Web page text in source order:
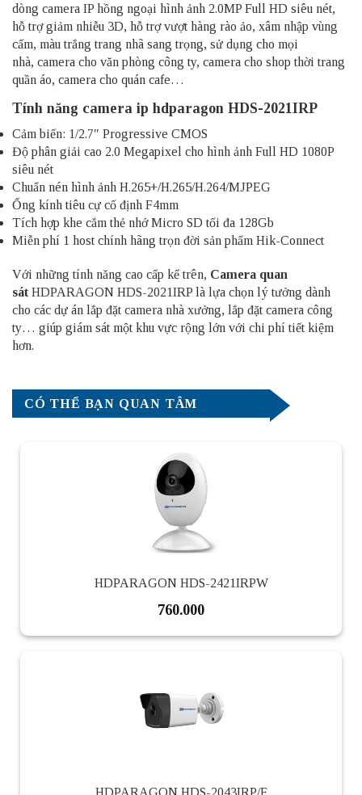
dòng camera IP hồng ngoại hình ảnh 2.0MP Full HD siêu nét,
hỗ trợ giảm nhiễu 3D, hỗ trợ vượt hàng rào ảo, xâm nhập vùng
cấm, màu trắng trang nhã sang trọng, sử dụng cho mọi
nhà, camera cho văn phòng công ty, camera cho shop thời trang
quần áo, camera cho quán cafe…
Tính năng camera ip hdparagon HDS-2021IRP
Cảm biến: 1/2.7″ Progressive CMOS
Độ phân giải cao 2.0 Megapixel cho hình ảnh Full HD 1080P
siêu nét
Chuẩn nén hình ảnh H.265+/H.265/H.264/MJPEG
Ống kính tiêu cự cố định F4mm
Tích hợp khe cắm thẻ nhớ Micro SD tối đa 128Gb
Miễn phí 1 host chính hãng trọn đời sản phẩm Hik-Connect
Với những tính năng cao cấp kể trên, Camera quan
sát HDPARAGON HDS-2021IRP là lựa chọn lý tưởng dành
cho các dự án lắp đặt camera nhà xưởng, lắp đặt camera công
ty… giúp giám sát một khu vực rộng lớn với chi phí tiết kiệm
hơn.
CÓ THỂ BẠN QUAN TÂM
HDPARAGON HDS-2421IRPW
760.000
HDPARAGON HDS-2043IRP/F